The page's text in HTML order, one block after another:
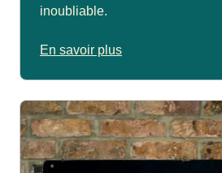
inoubliable.
En savoir plus